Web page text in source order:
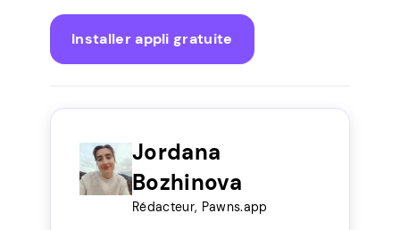
Installer appli gratuite
Jordana
Bozhinova
Rédacteur, Pawns.app